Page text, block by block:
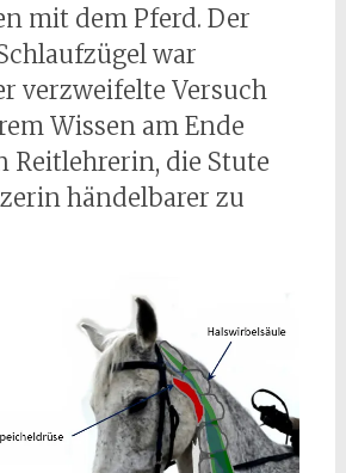
mit dem Pferd. Der
war
verzweifelte Versuch
Wissen am Ende
Reitlehrerin, die Stute
händelbarer zu